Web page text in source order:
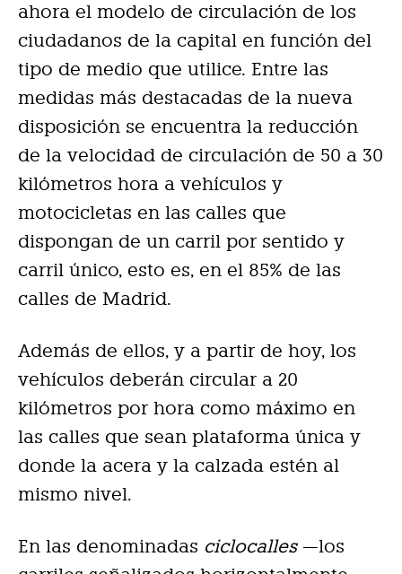
ahora el modelo de circulación de los
ciudadanos de la capital en función del
tipo de medio que utilice. Entre las
medidas más destacadas de la nueva
disposición se encuentra la reducción
de la velocidad de circulación de 50 a 30
kilómetros hora a vehículos y
motocicletas en las calles que
dispongan de un carril por sentido y
carril único, esto es, en el 85% de las
calles de Madrid.
Además de ellos, y a partir de hoy, los
vehículos deberán circular a 20
kilómetros por hora como máximo en
las calles que sean plataforma única y
donde la acera y la calzada estén al
mismo nivel.
En las denominadas ciclocalles —los